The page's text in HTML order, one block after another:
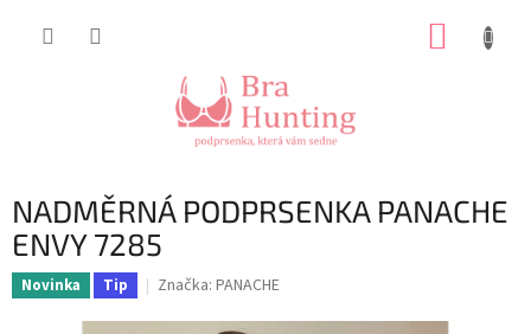
NADMĚRNÁ PODPRSENKA PANACHE
ENVY 7285
Novinka Tip Značka: PANACHE